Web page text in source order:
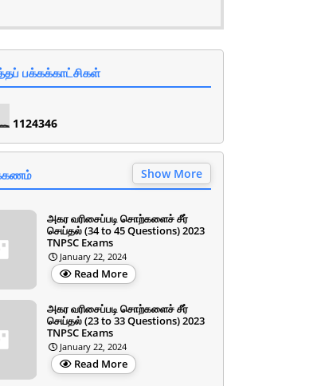
பக்கக்காட்சிகள்
1124346
Show More
அகர வரிசைப்படி சொற்களைச் சீர்
செய்தல் (34 to 45 Questions) 2023
TNPSC Exams
January 22, 2024
Read More
அகர வரிசைப்படி சொற்களைச் சீர்
செய்தல் (23 to 33 Questions) 2023
TNPSC Exams
January 22, 2024
Read More